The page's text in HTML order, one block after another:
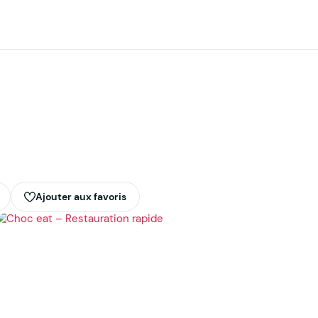
Ajouter aux favoris